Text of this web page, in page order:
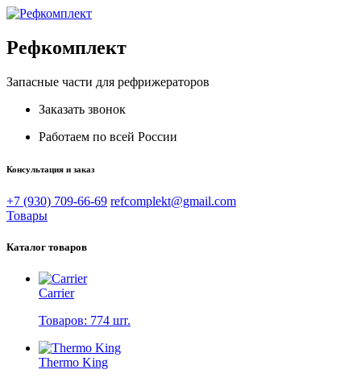
Рефкомплект
Запасные части для рефрижераторов
Заказать звонок
Работаем по всей России
Консультация и заказ
+7 (930) 709-66-69 refcomplekt@gmail.com
Товары
Каталог товаров
Carrier
Товаров: 774 шт.
Thermo King